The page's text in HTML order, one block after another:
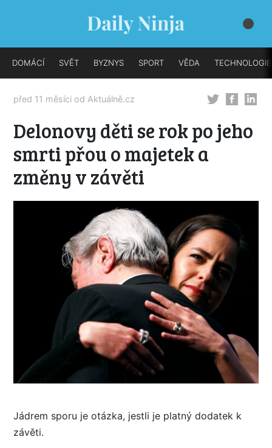
DOMÁCÍ SVĚT BYZNYS SPORT VĚDA TECHNOLOGIE
před 11 měsíci od Aktuálně.cz
Delonovy děti se rok po jeho
smrti přou o majetek a
změny v závěti
Jádrem sporu je otázka, jestli je platný dodatek k
závěti.